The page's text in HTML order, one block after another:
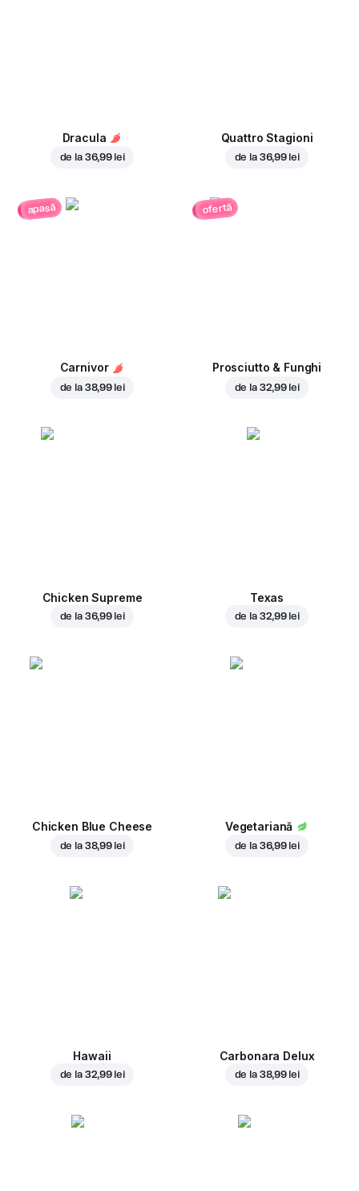
Dracula
de la 36,99 lei
Quattro Stagioni
de la 36,99 lei
apasă
Carnivor
de la 38,99 lei
ofertă
Prosciutto & Funghi
de la 32,99 lei
Chicken Supreme
de la 36,99 lei
Texas
de la 32,99 lei
Chicken Blue Cheese
de la 38,99 lei
Vegetariană
de la 36,99 lei
Hawaii
de la 32,99 lei
Carbonara Delux
de la 38,99 lei